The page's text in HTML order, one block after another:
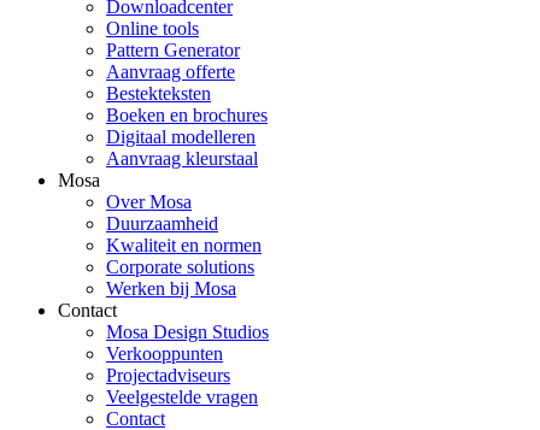
Downloadcenter
Online tools
Pattern Generator
Aanvraag offerte
Bestekteksten
Boeken en brochures
Digitaal modelleren
Aanvraag kleurstaal
Mosa
Over Mosa
Duurzaamheid
Kwaliteit en normen
Corporate solutions
Werken bij Mosa
Contact
Mosa Design Studios
Verkooppunten
Projectadviseurs
Veelgestelde vragen
Contact